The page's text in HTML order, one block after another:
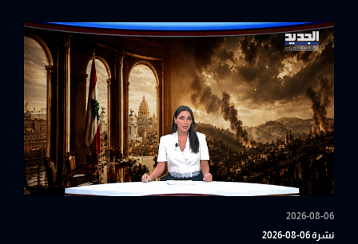
2026-08-06
نشرة 06-08-2026